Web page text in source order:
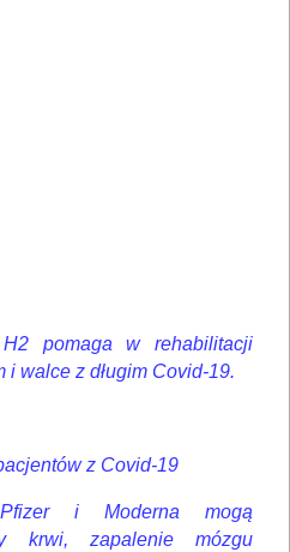
pomaga w rehabilitacji
i walce z długim Covid-19.
z Covid-19
i Moderna mogą
krwi, zapalenie mózgu